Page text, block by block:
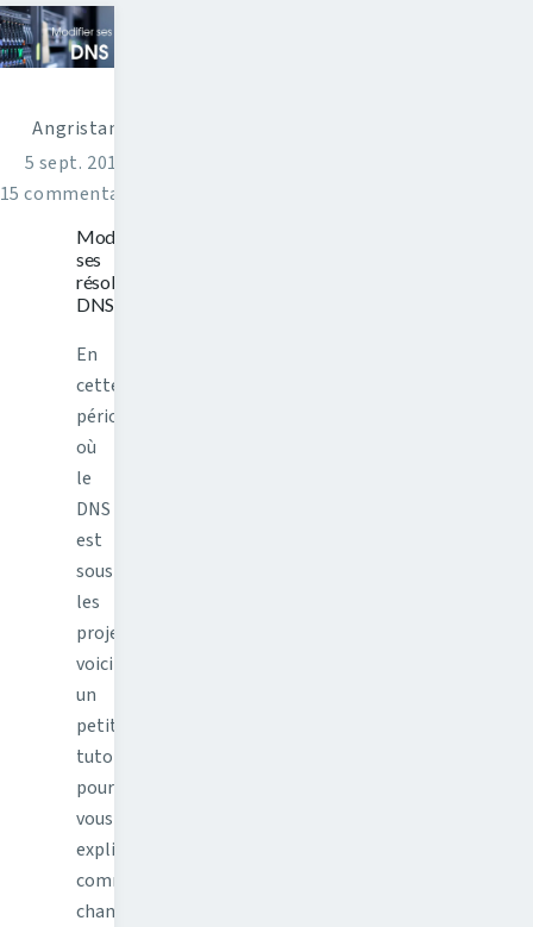
Angristan
5 sept. 2015
15 commentaires
Modifier
ses
résolveurs
DNS
En
cette
période
où
le
DNS
est
sous
les
projecteurs,
voici
un
petit
tutoriel
pour
vous
expliquer
comment
changer